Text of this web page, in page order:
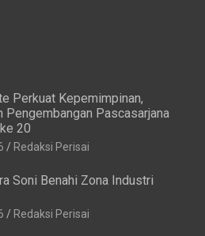
Perkuat Kepemimpinan,
Pengembangan Pascasarjana
20
Redaksi Perisai
Soni Benahi Zona Industri
Redaksi Perisai